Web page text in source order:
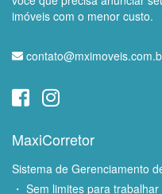
imóveis com o menor custo.
MaxiCorretor
Sistema de Gerenciamento
・ Sem limites para trabalhar